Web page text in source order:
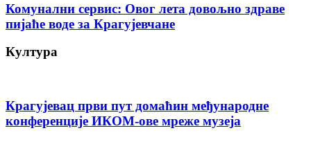
Комунални сервис: Овог лета довољно здраве
пијаће воде за Крагујевчане
Култура
Крагујевац први пут домаћин међународне
конференције ИКОМ-ове мреже музеја